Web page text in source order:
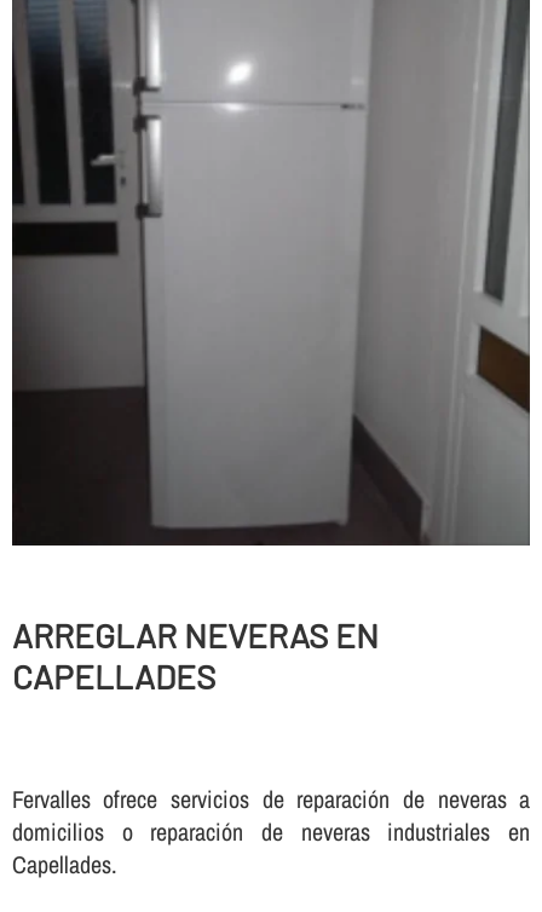
ARREGLAR NEVERAS EN
CAPELLADES
Fervalles ofrece servicios de reparación de neveras a
domicilios o reparación de neveras industriales en
Capellades.